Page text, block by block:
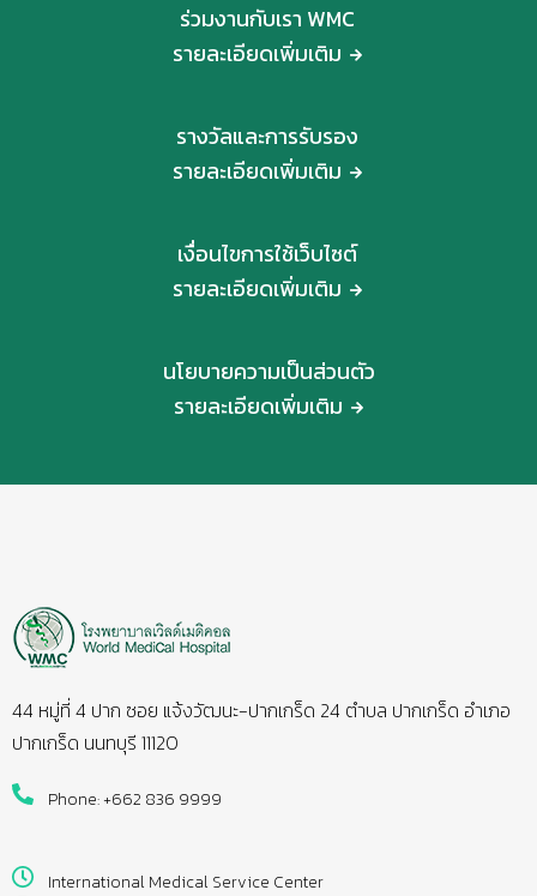
ร่วมงานกับเรา WMC
รายละเอียดเพิ่มเติม
รางวัลและการรับรอง
รายละเอียดเพิ่มเติม
เงื่อนไขการใช้เว็บไซต์
รายละเอียดเพิ่มเติม
นโยบายความเป็นส่วนตัว
รายละเอียดเพิ่มเติม
44 หมู่ที่ 4 ปาก ซอย แจ้งวัฒนะ-ปากเกร็ด 24 ตำบล ปากเกร็ด อำเภอ
ปากเกร็ด นนทบุรี 11120
Phone: +662 836 9999
International Medical Service Center